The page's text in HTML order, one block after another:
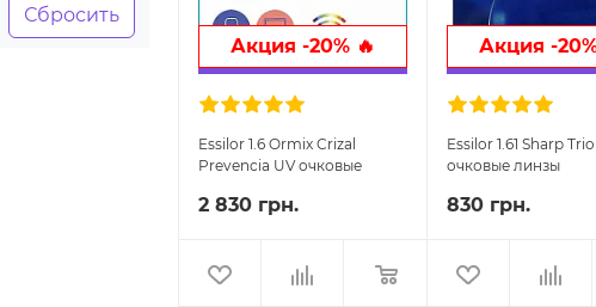
Акция -20% 🔥
Essilor 1.6 Ormix Crizal
Prevencia UV очковые
2 830 грн.
Акция -
Essilor 1.61 Sharp Trio
очковые линзы
830 грн.